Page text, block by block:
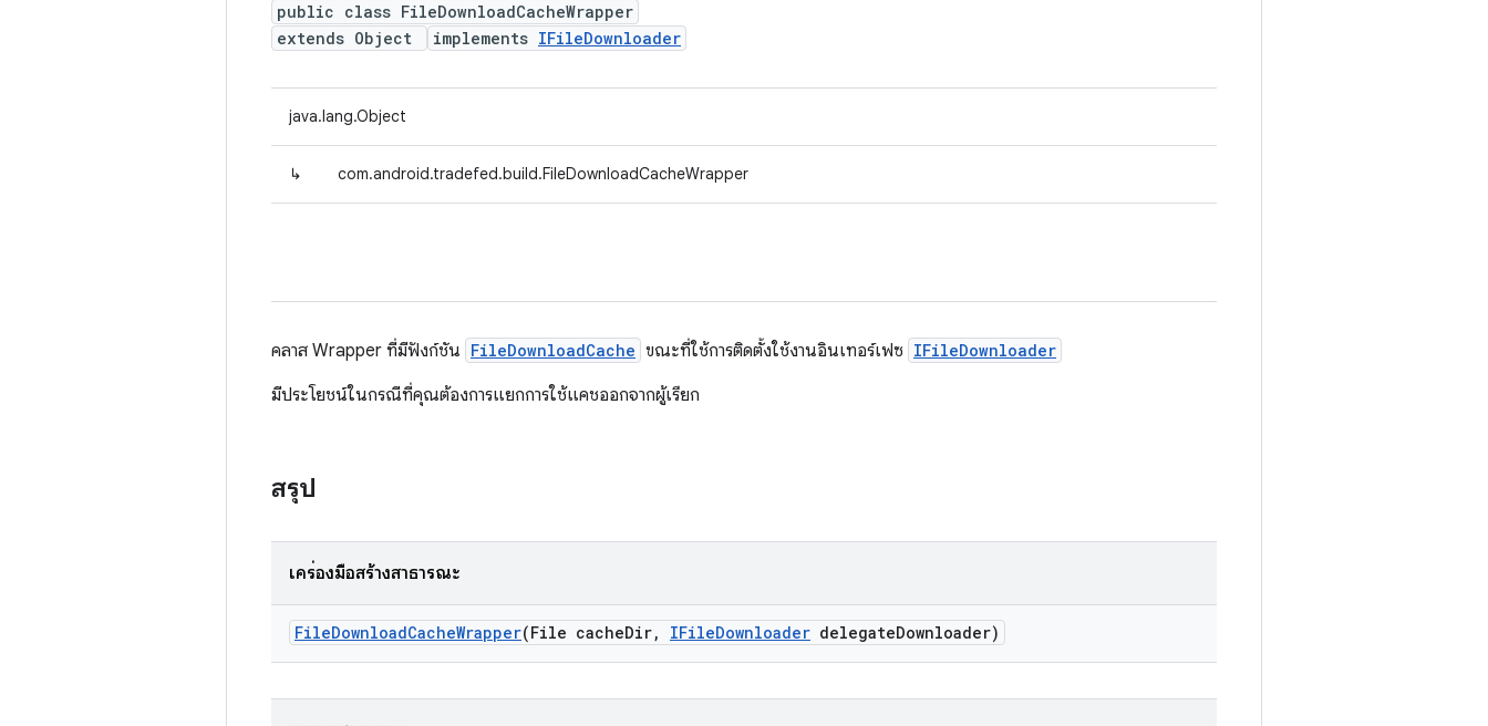
public class FileDownloadCacheWrapper
extends Object
implements IFileDownloader
java.lang.Object
↳ com.android.tradefed.build.FileDownloadCacheWrapper
คลาส Wrapper ที่มีฟังก์ชัน FileDownloadCache ขณะที่ใช้การติดตั้งใช้งานอินเทอร์เฟซ IFileDownloader
มีประโยชน์ในกรณีที่คุณต้องการแยกการใช้แคชออกจากผู้เรียก
สรุป
เครื่องมือสร้างสาธารณะ
FileDownloadCacheWrapper(File cacheDir, IFileDownloader delegateDownloader)